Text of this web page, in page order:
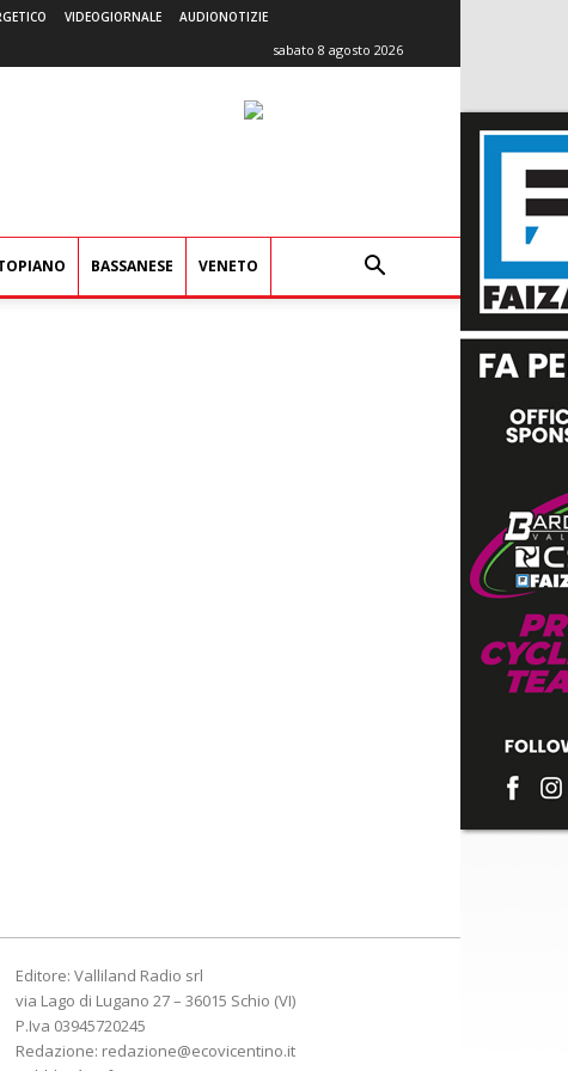
VIDEOGIORNALE AUDIONOTIZIE
sabato 8 agosto 2026
BASSANESE VENETO
Editore: Valliland Radio srl
via Lago di Lugano 27 – 36015 Schio (VI)
P.Iva 03945720245
Redazione: redazione@ecovicentino.it